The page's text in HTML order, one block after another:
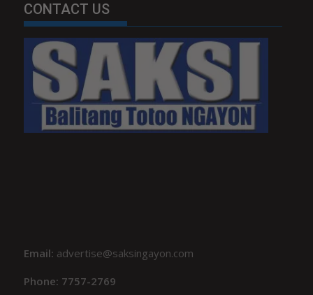
CONTACT US
Email: advertise@saksingayon.com
Phone: 7757-2769